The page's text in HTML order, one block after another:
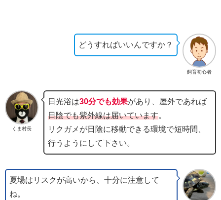
飼育初心者
どうすればいいんですか？
くま村長
日光浴は30分でも効果があり、屋外であれば
日陰でも紫外線は届いています。
リクガメが日陰に移動できる環境で短時間、
行うようにして下さい。
夏場はリスクが高いから、十分に注意して
ね。